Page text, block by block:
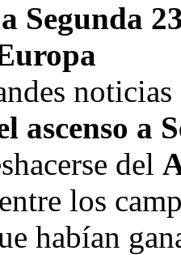
Segunda
ascenso a
del
los
habían